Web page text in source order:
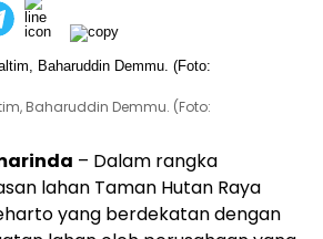
Baharuddin Demmu. (Foto:
– Dalam rangka
lahan Taman Hutan Raya
yang berdekatan dengan